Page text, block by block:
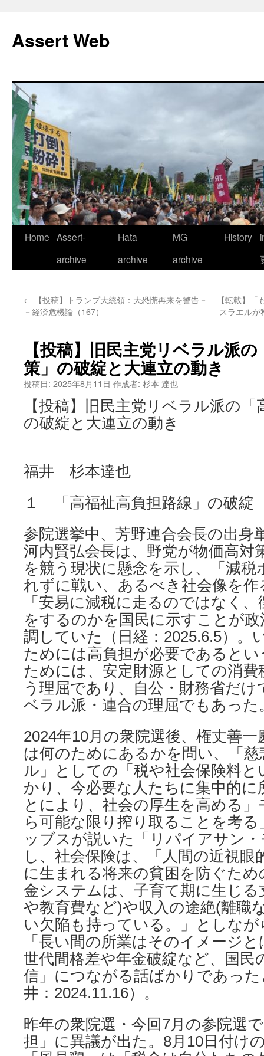
テ
ン
ス
キ
ッ
プ
Assert Web
Home Assert-
archive
Hata
archive
MG
archive
History
← 【投稿】トランプ大統領：大恐慌再来を警告－
－経済危機論（167）
【転載】
スラエル
【投稿】旧民主党リベラル派
策」の破綻と大連立の動き
投稿日: 2025年8月11日 作成者: 杉本 達也
【投稿】旧民主党リベラル派の
の破綻と大連立の動き
福井 杉本達也
１ 「高福祉高負担路線」の破綻
参院選挙中、芳野連合会長の出身
河内賢弘会長は、野党が物価高対
を競う現状に懸念を示し、「減
れずに戦い、あるべき社会像を
「安易に減税に走るのではなく
をするのかを国民に示すことが
調していた（日経：2025.6.5）。
ためには高負担が必要であると
ためには、安定財源としての消
う理屈であり、自公・財務省だ
ベラル派・連合の理屈でもあった
2024年10月の衆院選後、権丈善
は何のためにあるかを問い、「
ル」としての「税や社会保険料
かり、今必要な人たちに集中的に
とにより、社会の厚生を高める
ら可能な限り搾り取ることを考
ッブスが説いた「リパイアサン
し、社会保険は、「人間の近視眼
に生まれる将来の貧困を防ぐた
金システムは、子育て期に生じる
や教育費など)や収入の途絶(離職
い欠陥も持っている。」としな
「長い間の所業はそのイメージ
世代間格差や年金破綻など、国民
信」につながる話ばかりであっ
井：2024.11.16）。
昨年の衆院選・今回7月の参院選
担」に異議が出た。8月10日付け